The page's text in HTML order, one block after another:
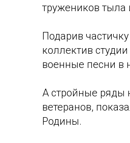
тружеников тыла
Подарив
коллектив
военные песни в
А стройные
ветеранов,
Родины.